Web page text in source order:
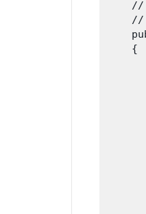
//
//
    {